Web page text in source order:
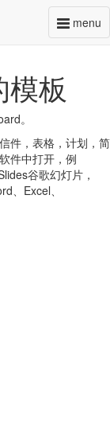
menu
板
。
件，表格，计划，简
件中打开，例
谷歌幻灯片，
、Excel、